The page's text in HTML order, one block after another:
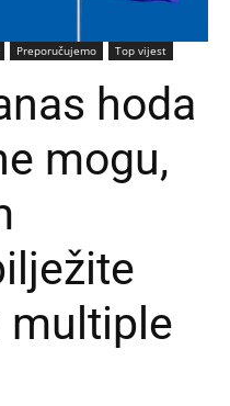
Preporučujemo Top vijest
hoda
mogu,
multiple